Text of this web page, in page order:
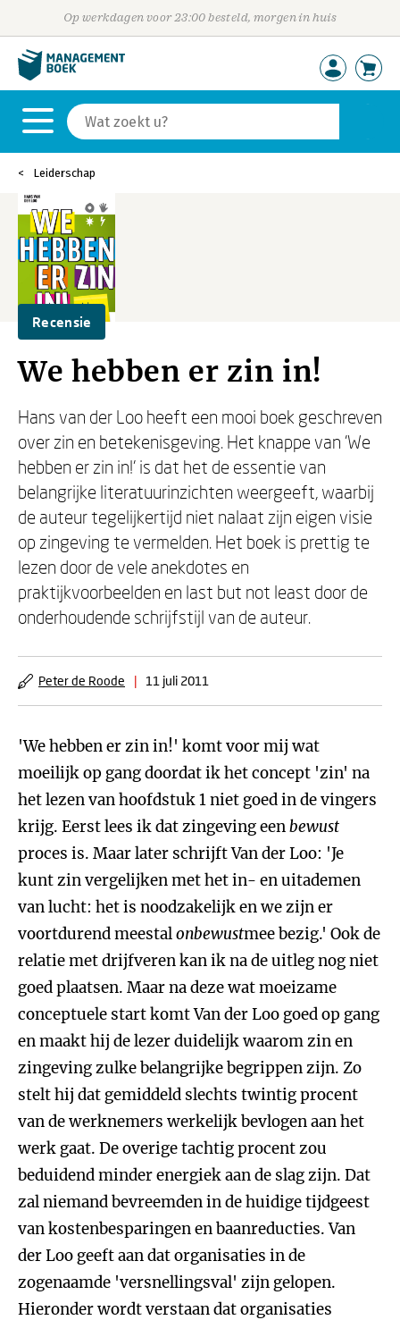
Op werkdagen voor 23:00 besteld, morgen in huis
Leiderschap
Recensie
We hebben er zin in!
Hans van der Loo heeft een mooi boek geschreven
over zin en betekenisgeving. Het knappe van 'We
hebben er zin in!' is dat het de essentie van
belangrijke literatuurinzichten weergeeft, waarbij
de auteur tegelijkertijd niet nalaat zijn eigen visie
op zingeving te vermelden. Het boek is prettig te
lezen door de vele anekdotes en
praktijkvoorbeelden en last but not least door de
onderhoudende schrijfstijl van de auteur.
Peter de Roode | 11 juli 2011
'We hebben er zin in!' komt voor mij wat
moeilijk op gang doordat ik het concept 'zin' na
het lezen van hoofdstuk 1 niet goed in de vingers
krijg. Eerst lees ik dat zingeving eenbewust
proces is. Maar later schrijft Van der Loo: 'Je
kunt zin vergelijken met het in- en uitademen
van lucht: het is noodzakelijk en we zijn er
voortdurend meestalonbewustmee bezig.' Ook de
relatie met drijfveren kan ik na de uitleg nog niet
goed plaatsen. Maar na deze wat moeizame
conceptuele start komt Van der Loo goed op gang
en maakt hij de lezer duidelijk waarom zin en
zingeving zulke belangrijke begrippen zijn. Zo
stelt hij dat gemiddeld slechts twintig procent
van de werknemers werkelijk bevlogen aan het
werk gaat. De overige tachtig procent zou
beduidend minder energiek aan de slag zijn. Dat
zal niemand bevreemden in de huidige tijdgeest
van kostenbesparingen en baanreducties. Van
der Loo geeft aan dat organisaties in de
zogenaamde 'versnellingsval' zijn gelopen.
Hieronder wordt verstaan dat organisaties